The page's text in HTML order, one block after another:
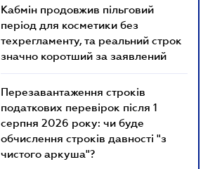
Кабмін продовжив пільговий
період для косметики без
техрегламенту, та реальний строк
значно коротший за заявлений
Перезавантаження строків
податкових перевірок після 1
серпня 2026 року: чи буде
обчислення строків давності "з
чистого аркуша"?